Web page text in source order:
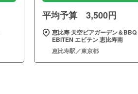
平均予算 3,500円
恵比寿 天空ビアガーデン＆BBQ
EBITEN エビテン 恵比寿南
恵比寿駅／東京都